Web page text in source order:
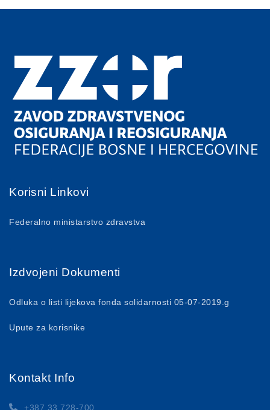
Korisni Linkovi
Federalno ministarstvo zdravstva
Izdvojeni Dokumenti
Odluka o listi lijekova fonda solidarnosti 05-07-2019.g
Upute za korisnike
Kontakt Info
+387 33 728-700